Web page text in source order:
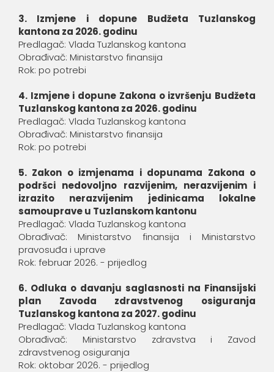
3. Izmjene i dopune Budžeta Tuzlanskog
kantona za 2026. godinu
Predlagač: Vlada Tuzlanskog kantona
Obrađivač: Ministarstvo finansija
Rok: po potrebi
4. Izmjene i dopune Zakona o izvršenju Budžeta
Tuzlanskog kantona za 2026. godinu
Predlagač: Vlada Tuzlanskog kantona
Obrađivač: Ministarstvo finansija
Rok: po potrebi
5. Zakon o izmjenama i dopunama Zakona o
podršci nedovoljno razvijenim, nerazvijenim i
izrazito nerazvijenim jedinicama lokalne
samouprave u Tuzlanskom kantonu
Predlagač: Vlada Tuzlanskog kantona
Obrađivač: Ministarstvo finansija i Ministarstvo
pravosuđa i uprave
Rok: februar 2026. - prijedlog
6. Odluka o davanju saglasnosti na Finansijski
plan Zavoda zdravstvenog osiguranja
Tuzlanskog kantona za 2027. godinu
Predlagač: Vlada Tuzlanskog kantona
Obrađivač: Ministarstvo zdravstva i Zavod
zdravstvenog osiguranja
Rok: oktobar 2026. - prijedlog